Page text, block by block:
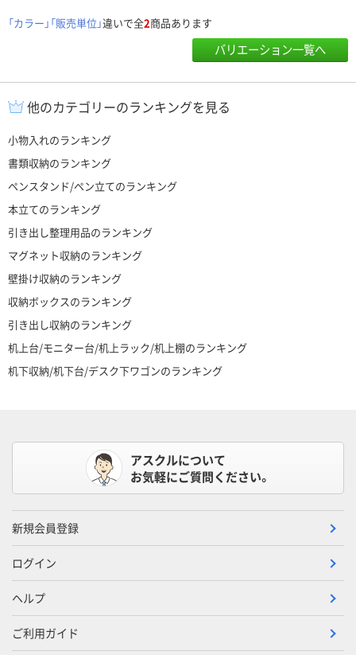
「カラー」「販売単位」違いで全2商品あります
バリエーション一覧へ
他のカテゴリーのランキングを見る
小物入れのランキング
書類収納のランキング
ペンスタンド/ペン立てのランキング
本立てのランキング
引き出し整理用品のランキング
マグネット収納のランキング
壁掛け収納のランキング
収納ボックスのランキング
引き出し収納のランキング
机上台/モニター台/机上ラック/机上棚のランキング
机下収納/机下台/デスク下ワゴンのランキング
アスクルについて
お気軽にご質問ください。
新規会員登録
ログイン
ヘルプ
ご利用ガイド